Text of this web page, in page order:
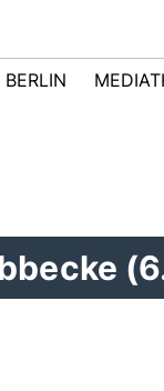
BERLIN